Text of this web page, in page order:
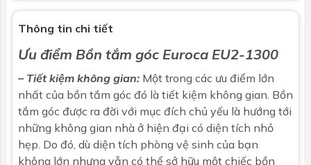
Thông tin chi tiết
Ưu điểm Bồn tắm góc Euroca EU2-1300
– Tiết kiệm không gian: Một trong các ưu điểm lớn
nhất của bồn tắm góc đó là tiết kiệm không gian. Bồn
tắm góc được ra đời với mục đích chủ yếu là hướng tới
những không gian nhà ở hiện đại có diện tích nhỏ
hẹp. Do đó, dù diện tích phòng vệ sinh của bạn
không lớn nhưng vẫn có thể sở hữu một chiếc bồn